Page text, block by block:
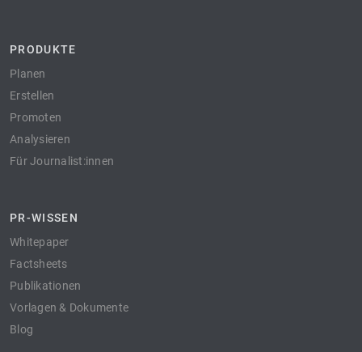
PRODUKTE
Planen
Erstellen
Promoten
Analysieren
Für Journalist:innen
PR-WISSEN
Whitepaper
Factsheets
Publikationen
Vorlagen & Dokumente
Blog